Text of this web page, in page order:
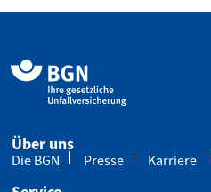
Über uns
Die BGN Presse Karriere